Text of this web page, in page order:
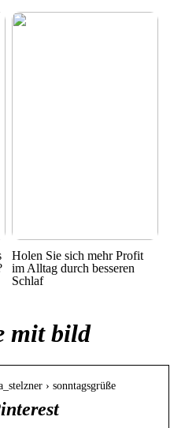
Holen Sie sich mehr Profit
im Alltag durch besseren
Schlaf
mit bild
› sonntagsgrüße